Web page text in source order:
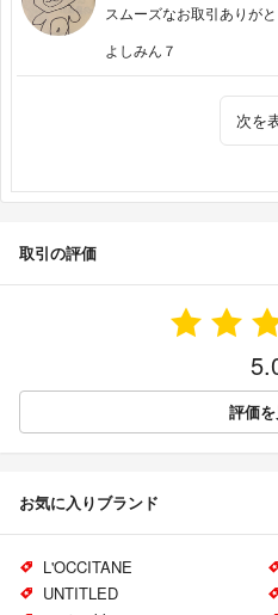
スムーズなお取引ありがと
よしみん７
次を
取引の評価
評価
お気に入りブランド
L'OCCITANE
UNTITLED